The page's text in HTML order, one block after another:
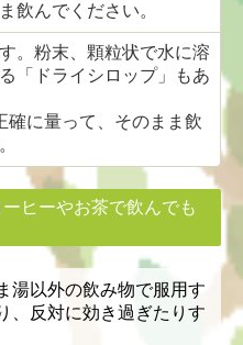
飲んでください。
。粉末、顆粒状で水に溶
「ドライシロップ」もあ
確に量って、そのまま飲
ヒーやお茶で飲んでも
湯以外の飲み物で服用す
、反対に効き過ぎたりす